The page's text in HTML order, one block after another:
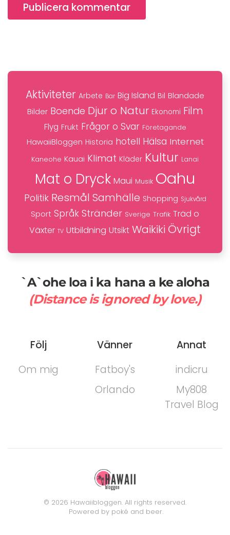
Publicera kommentar
Aktiviteter Arbete Bar Big Island Bil Blandade
Bilder Boende Djur o Natur Ekonomi Film
Flyg Frukt Frågor o Svar Företagande
HawaiiBloggen Historia hotell Hälsa Internet
Kaneohe Kauai Klimat Kläder Kultur Lanai
Mat o Dryck Maui Musik Oahu
Politik Resmål Samhälle Shopping Sjukvård
Sport Språk Stränder Sverige Trafik Träd o
Växter TV Utbildning Utsikt Waikiki Övrigt
`A`ohe loa i ka hana a ke aloha
(Distance is ignored by love.)
Följ
Om mig
Vänner
Fatboy's
Orlando
Annat
indicru
My808
Travel Blog
© 2026 Hawaiibloggen. All rights reserved.
Powered by poké and beer.